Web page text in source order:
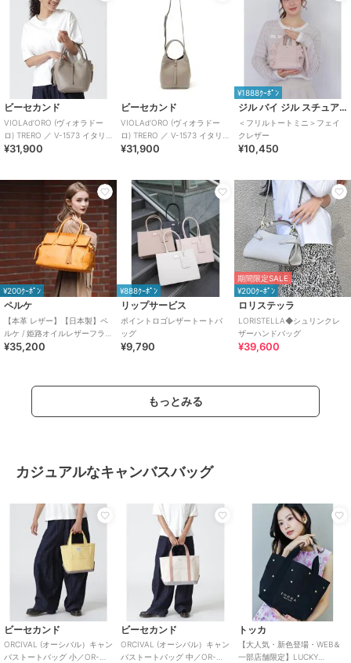
ビーセカンド
VIOLAd’ORO (ヴィオラドー
ロ) TRERO ／ V-1573 イタリ
アンWフェイスレザーベ
¥31,900
ビーセカンド
VIOLAd’ORO (ヴィオラドー
ロ) TRERO ／ V-1573 イタリ
アンWフェイスレザーベ
¥31,900
¥1888ｸｰﾎﾟﾝ
ジル バイ ジル スチュアート
＜フリルトートミニ＞フェイ
クレザー
¥10,450
¥200ｸｰﾎﾟﾝ
ペルケ
【本革 レザー】【日本製】ペ
ルケ / 姫路オイルレザーフラッ
プ付きトートバッグ
¥35,200
¥888ｸｰﾎﾟﾝ
リップサービス
ポイントロゴレザートートバ
ッグ
¥9,790
期間限定SALE
¥200ｸｰﾎﾟﾝ
ロリステッラ
LORISTELLA◆シュリンクレ
ザーハンドバッグ
¥39,600
もっとみる
カジュアルなキャンバスバッグ
ビーセカンド
ORCIVAL (オーシバル）キャン
バストートバッグ 小／OR-
ビーセカンド
ORCIVAL (オーシバル）キャン
バストートバッグ 中／OR-
トッカ
【大人気・新色登場・WEB＆
一部店舗限定】LUCKY